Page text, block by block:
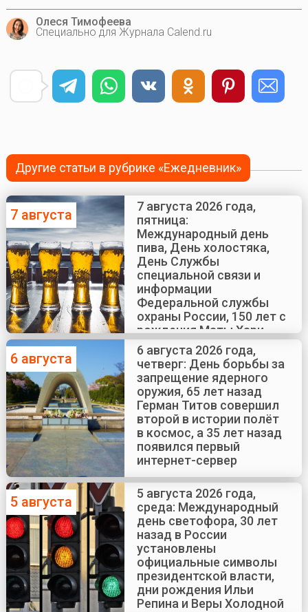
Олеся Тимофеева
Специально для Журнала Calend.ru
Другие статьи в рубрике «Ежедневник»
7 августа
7 августа 2026 года,
пятница:
Международный день
пива, День холостяка,
День Службы
специальной связи и
информации
Федеральной службы
охраны России, 150 лет с
рождения Маты Хари
6 августа
6 августа 2026 года,
четверг: День борьбы за
запрещение ядерного
оружия, 65 лет назад
Герман Титов совершил
второй в истории полёт
в космос, а 35 лет назад
появился первый
интернет-сервер
5 августа
5 августа 2026 года,
среда: Международный
день светофора, 30 лет
назад в России
установлены
официальные символы
президентской власти,
дни рождения Ильи
Репина и Веры Холодной